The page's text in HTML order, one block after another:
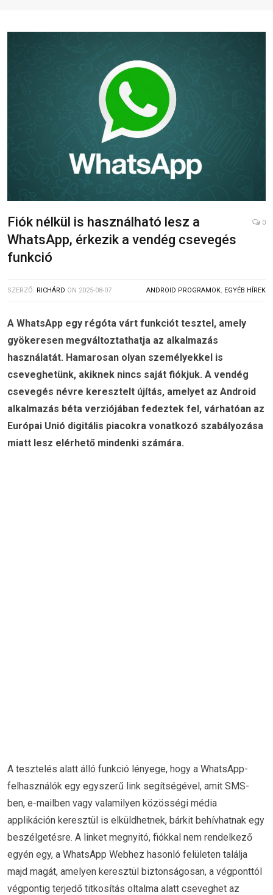
Fiók nélkül is használható lesz a
WhatsApp, érkezik a vendég csevegés
funkció
0
SZERZŐ: RICHÁRD ON 2025-08-07 ANDROID PROGRAMOK, EGYÉB HÍREK
A WhatsApp egy régóta várt funkciót tesztel, amely
gyökeresen megváltoztathatja az alkalmazás
használatát. Hamarosan olyan személyekkel is
cseveghetünk, akiknek nincs saját fiókjuk. A vendég
csevegés névre keresztelt újítás, amelyet az Android
alkalmazás béta verziójában fedeztek fel, várhatóan az
Európai Unió digitális piacokra vonatkozó szabályozása
miatt lesz elérhető mindenki számára.
A tesztelés alatt álló funkció lényege, hogy a WhatsApp-
felhasználók egy egyszerű link segítségével, amit SMS-
ben, e-mailben vagy valamilyen közösségi média
applikáción keresztül is elküldhetnek, bárkit behívhatnak egy
beszélgetésre. A linket megnyitó, fiókkal nem rendelkező
egyén egy, a WhatsApp Webhez hasonló felületen találja
majd magát, amelyen keresztül biztonságosan, a végponttól
végpontig terjedő titkosítás oltalma alatt cseveghet az